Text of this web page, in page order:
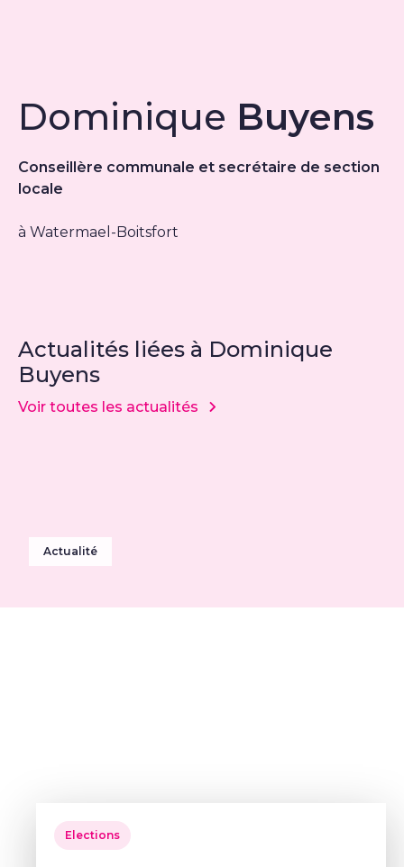
Dominique Buyens
Conseillère communale et secrétaire de section
locale
à Watermael-Boitsfort
Actualités liées à Dominique
Buyens
Voir toutes les actualités
Actualité
Elections